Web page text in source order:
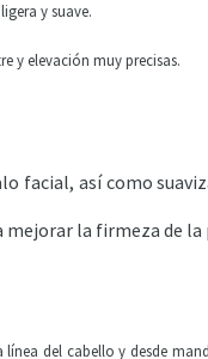
y suave.
y elevación muy precisas.
facial, así como
la firmeza de
del cabello y desde